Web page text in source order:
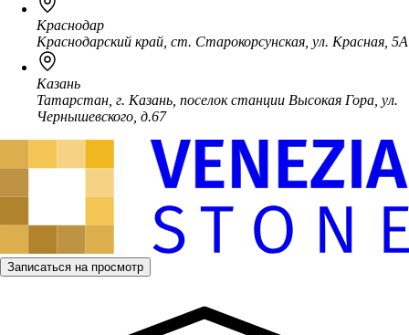
Краснодар
Краснодарский край, ст. Старокорсунская, ул. Красная, 5А
Казань
Татарстан, г. Казань, поселок станции Высокая Гора, ул.
Чернышевского, д.67
Записаться на просмотр